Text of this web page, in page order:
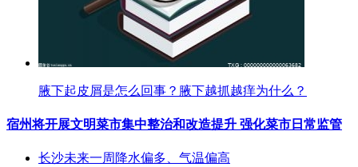
腋下起皮屑是怎么回事？腋下越抓越痒为什么？
宿州将开展文明菜市集中整治和改造提升 强化菜市日常监管
长沙未来一周降水偏多、气温偏高